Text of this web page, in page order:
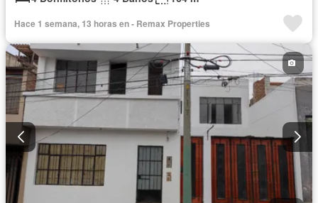
Hace 1 semana, 13 horas en - Remax Properties